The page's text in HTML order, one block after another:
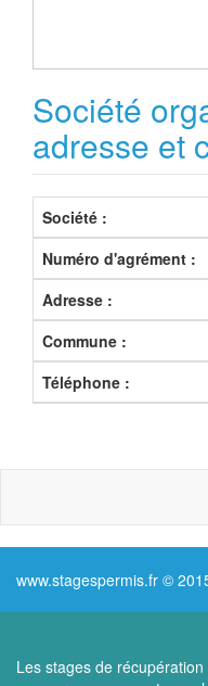
Société
adresse et
Société :
Numéro d'agrément :
Adresse :
Commune :
Téléphone :
www.stagespermis.fr ©
Les stages de